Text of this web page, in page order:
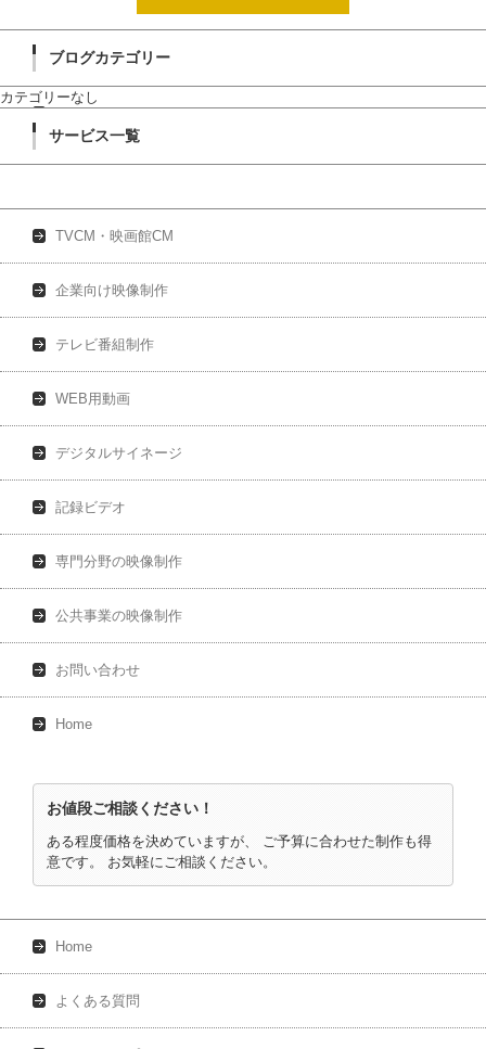
ブログカテゴリー
カテゴリーなし
サービス一覧
TVCM・映画館CM
企業向け映像制作
テレビ番組制作
WEB用動画
デジタルサイネージ
記録ビデオ
専門分野の映像制作
公共事業の映像制作
お問い合わせ
Home
お値段ご相談ください！
ある程度価格を決めていますが、 ご予算に合わせた制作も得
意です。 お気軽にご相談ください。
Home
よくある質問